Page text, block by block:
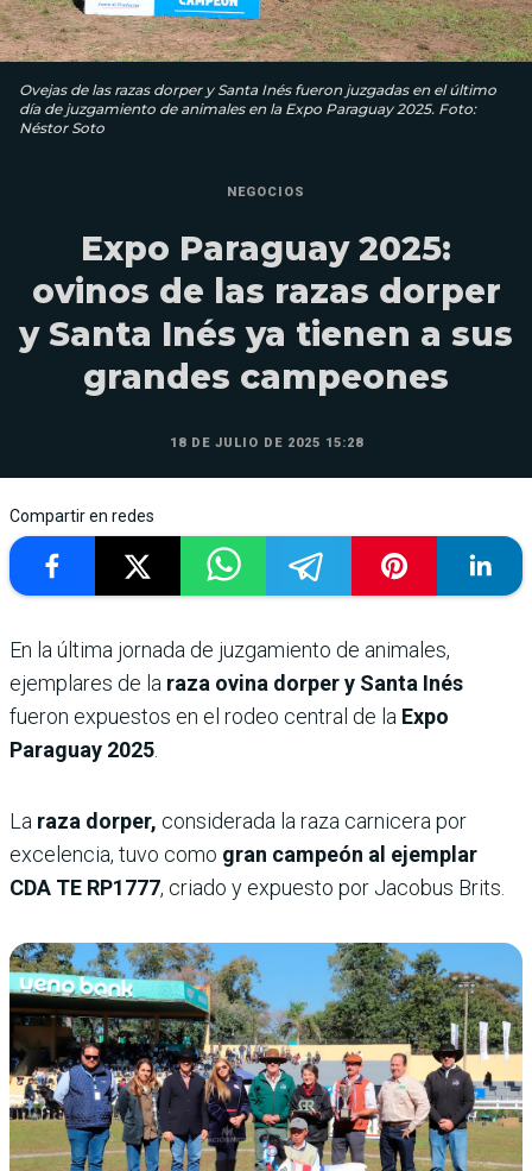
Ovejas de las razas dorper y Santa Inés fueron juzgadas en el último
día de juzgamiento de animales en la Expo Paraguay 2025. Foto:
Néstor Soto
NEGOCIOS
Expo Paraguay 2025:
ovinos de las razas dorper
y Santa Inés ya tienen a sus
grandes campeones
18 DE JULIO DE 2025 15:28
Compartir en redes
En la última jornada de juzgamiento de animales,
ejemplares de la raza ovina dorper y Santa Inés
fueron expuestos en el rodeo central de la Expo
Paraguay 2025
La raza dorper, considerada la raza carnicera por
excelencia, tuvo como gran campeón al ejemplar
CDA TE RP1777, criado y expuesto por Jacobus Brits.